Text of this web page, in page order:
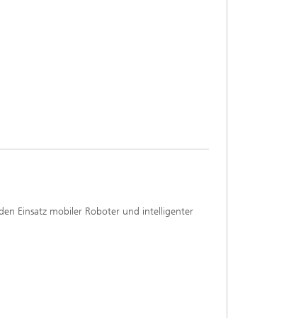
Einsatz mobiler Roboter und intelligenter